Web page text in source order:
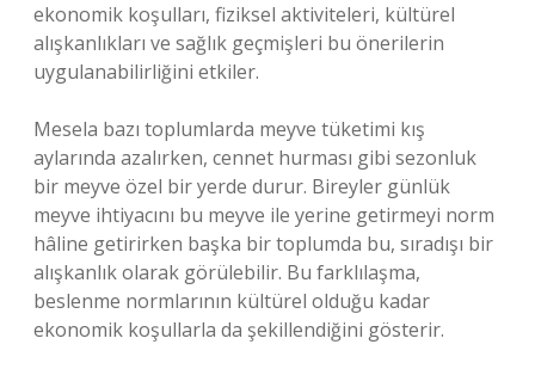
ekonomik koşulları, fiziksel aktiviteleri, kültürel
alışkanlıkları ve sağlık geçmişleri bu önerilerin
uygulanabilirliğini etkiler.
Mesela bazı toplumlarda meyve tüketimi kış
aylarında azalırken, cennet hurması gibi sezonluk
bir meyve özel bir yerde durur. Bireyler günlük
meyve ihtiyacını bu meyve ile yerine getirmeyi norm
hâline getirirken başka bir toplumda bu, sıradışı bir
alışkanlık olarak görülebilir. Bu farklılaşma,
beslenme normlarının kültürel olduğu kadar
ekonomik koşullarla da şekillendiğini gösterir.